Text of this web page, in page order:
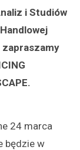
i Studiów
zapraszamy
24 marca
będzie w